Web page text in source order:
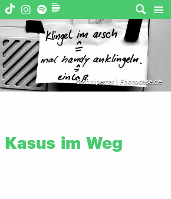
©shnipestar | Photocase.de
Kasus im Weg